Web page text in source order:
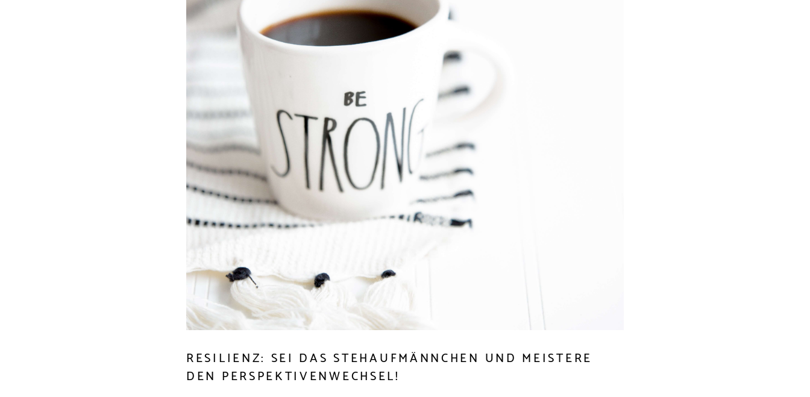
RESILIENZ: SEI DAS STEHAUFMÄNNCHEN UND MEISTERE
DEN PERSPEKTIVENWECHSEL!